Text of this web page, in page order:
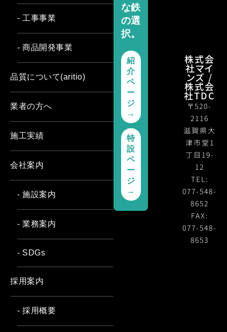
株式会
社マイ
ンズ /
株式会
社TDC
〒520-
2116
滋賀県大
津市堂1
丁目19-
12
TEL:
077-548-
8652
FAX:
077-548-
8653
な鉄
の選
択。
紹
介
ペ
ー
ジ
→
特
設
ペ
ー
ジ
→
- 工事事業
- 商品開発事業
品質について(aritio)
業者の方へ
施工実績
会社案内
- 施設案内
- 業務案内
- SDGs
採用案内
- 採用概要